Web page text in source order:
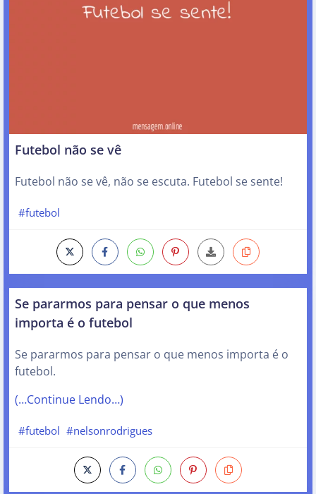
Futebol não se vê
Futebol não se vê, não se escuta. Futebol se sente!
#futebol
Se pararmos para pensar o que menos
importa é o futebol
Se pararmos para pensar o que menos importa é o
futebol.
(…Continue Lendo…)
#futebol #nelsonrodrigues